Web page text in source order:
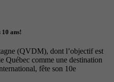
10 ans!
(QVDM), dont l’objectif est
Québec comme une destination
fête son 10e